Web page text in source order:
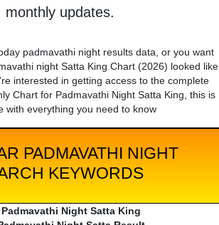
monthly updates.
padmavathi night results data, or you want
night Satta King Chart (2026) looked like
interested in getting access to the complete
Chart for Padmavathi Night Satta King, this is
with everything you need to know
PADMAVATHI NIGHT
KEYWORDS
Padmavathi Night Satta King